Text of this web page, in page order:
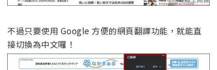
不過只要使用 Google 方便的網頁翻譯功能，就能直
接切換為中文囉！